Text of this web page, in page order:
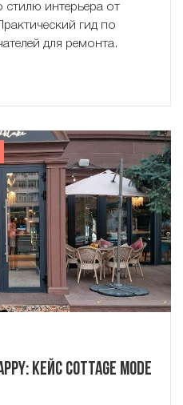
стилю интерьера от
гид по
для ремонта.
кейс Cottage Mode